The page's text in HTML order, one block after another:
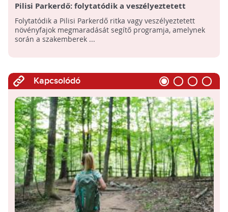
Pilisi Parkerdő: folytatódik a veszélyeztetett
növényfajok fennmaradását biztosító program
Folytatódik a Pilisi Parkerdő ritka vagy veszélyeztetett
növényfajok megmaradását segítő programja, amelynek
során a szakemberek ...
Kapcsolódó